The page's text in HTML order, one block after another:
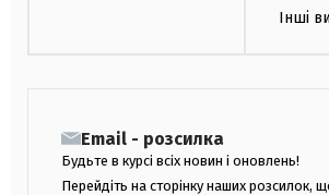
Інші
Email - розсилка
Будьте в курсі всіх новин і оновлень!
Перейдіть на сторінку наших розсилок,